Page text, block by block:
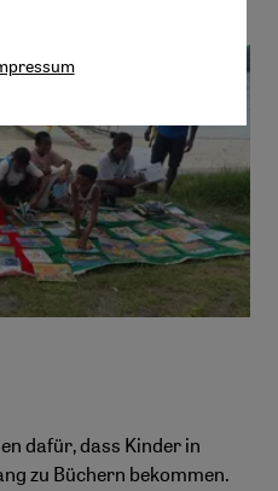
dafür, dass Kinder in
zu Büchern bekommen.